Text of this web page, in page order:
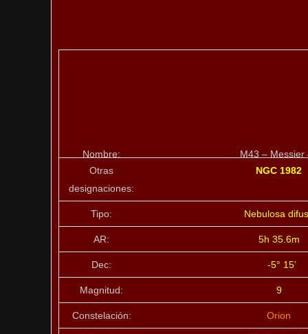
Nombre:
M43 – Messier
Otras
designaciones:
NGC 1982
Tipo: Nebulosa
AR: 5h 35.6m
Dec: -5° 15’
Magnitud: 9
Constelación: Orion